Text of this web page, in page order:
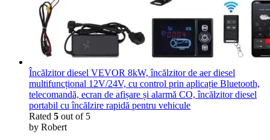
Încălzitor diesel VEVOR 8kW, încălzitor de aer diesel
multifuncțional 12V/24V, cu control prin aplicație Bluetooth,
telecomandă, ecran de afișare și alarmă CO, încălzitor diesel
portabil cu încălzire rapidă pentru vehicule
Rated 5 out of 5
by Robert